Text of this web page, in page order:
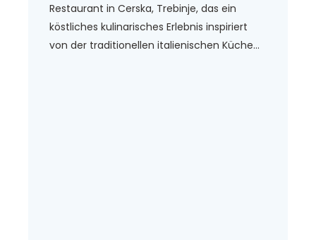
Restaurant in Cerska, Trebinje, das ein
köstliches kulinarisches Erlebnis inspiriert
von der traditionellen italienischen Küche...